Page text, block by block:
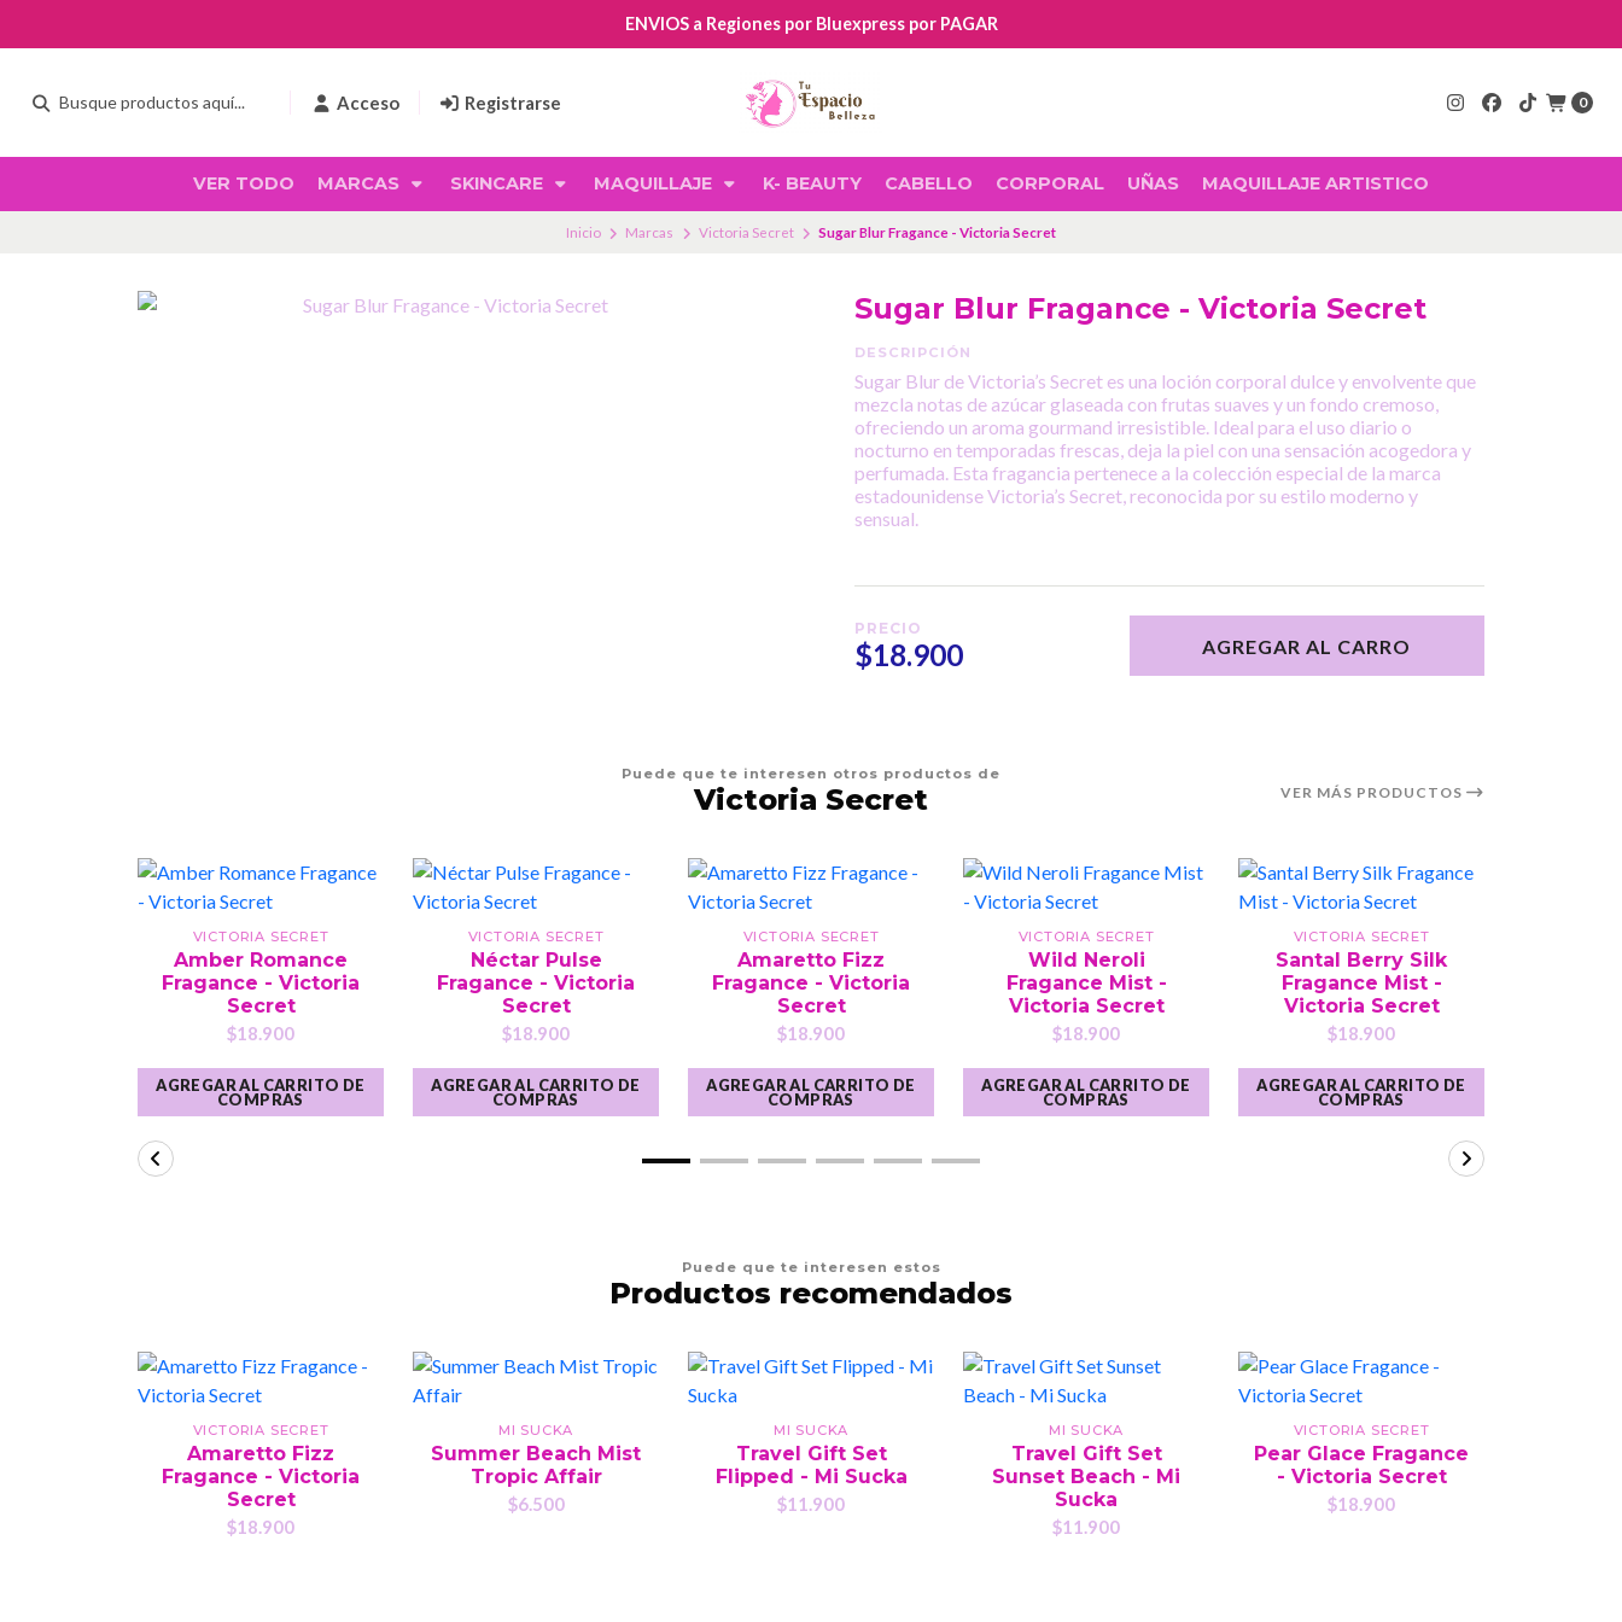
Acceso Registrarse 0
VER TODO MARCAS SKINCARE MAQUILLAJE K- BEAUTY CABELLO CORPORAL UÑAS MAQUILLAJE ARTISTICO
ENVIOS a Regiones por Bluexpress por PAGAR
Inicio Marcas Victoria Secret Sugar Blur Fragance - Victoria Secret
Sugar Blur Fragance - Victoria Secret
DESCRIPCIÓN
Sugar Blur de Victoria’s Secret es una loción corporal dulce y envolvente que
mezcla notas de azúcar glaseada con frutas suaves y un fondo cremoso,
ofreciendo un aroma gourmand irresistible. Ideal para el uso diario o
nocturno en temporadas frescas, deja la piel con una sensación acogedora y
perfumada. Esta fragancia pertenece a la colección especial de la marca
estadounidense Victoria’s Secret, reconocida por su estilo moderno y
sensual.
PRECIO
$18.900 AGREGAR AL CARRO
Puede que te interesen otros productos de
Victoria Secret VER MÁS PRODUCTOS
VICTORIA SECRET
Amber Romance
Fragance - Victoria
Secret
$18.900
AGREGAR AL CARRITO DE
COMPRAS
VICTORIA SECRET
Néctar Pulse
Fragance - Victoria
Secret
$18.900
AGREGAR AL CARRITO DE
COMPRAS
VICTORIA SECRET
Amaretto Fizz
Fragance - Victoria
Secret
$18.900
AGREGAR AL CARRITO DE
COMPRAS
VICTORIA SECRET
Wild Neroli
Fragance Mist -
Victoria Secret
$18.900
AGREGAR AL CARRITO DE
COMPRAS
VICTORIA SECRET
Santal Berry Silk
Fragance Mist -
Victoria Secret
$18.900
AGREGAR AL CARRITO DE
COMPRAS
Puede que te interesen estos
Productos recomendados
VICTORIA SECRET
Amaretto Fizz
Fragance - Victoria
Secret
$18.900
MI SUCKA
Summer Beach Mist
Tropic Affair
$6.500
MI SUCKA
Travel Gift Set
Flipped - Mi Sucka
$11.900
MI SUCKA
Travel Gift Set
Sunset Beach - Mi
Sucka
$11.900
VICTORIA SECRET
Pear Glace Fragance
- Victoria Secret
$18.900